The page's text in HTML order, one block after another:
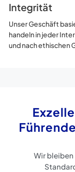
Integrität
Unser Geschäft
handeln in jeder
und nach ethischen
Wir